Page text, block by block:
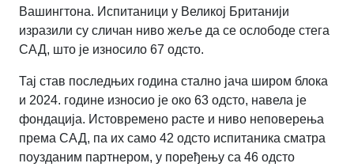
Вашингтона. Испитаници у Великој Британији
изразили су сличан ниво жеље да се ослободе стега
САД, што је износило 67 одсто.
Тај став последњих година стално јача широм блока
и 2024. године износио је око 63 одсто, навела је
фондација. Истовремено расте и ниво неповерења
према САД, па их само 42 одсто испитаника сматра
поузданим партнером, у поређењу са 46 одсто